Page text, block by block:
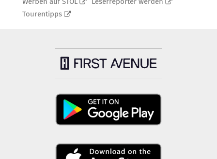
Tourentipps